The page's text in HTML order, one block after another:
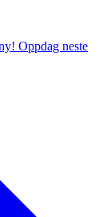
Oppdag neste